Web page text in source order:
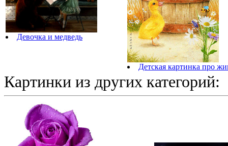
Девочка и медведь
Детская картинка про
Картинки из других категорий: